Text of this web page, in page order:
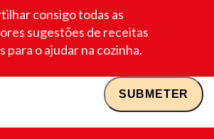
consigo todas as
sugestões de receitas
para o ajudar na cozinha.